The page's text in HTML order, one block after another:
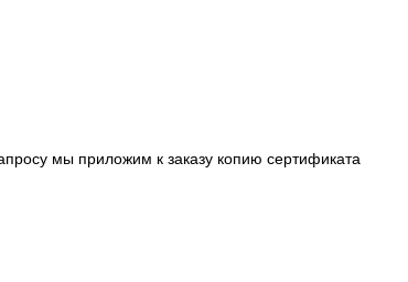
мы приложим к заказу копию сертификата